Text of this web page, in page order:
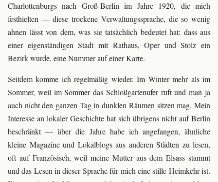
Charlottenburgs nach Groß-Berlin im Jahre 1920, die mich
festhielten — diese trockene Verwaltungssprache, die so wenig
ahnen lässt von dem, was sie tatsächlich bedeutet hat: dass aus
einer eigenständigen Stadt mit Rathaus, Oper und Stolz ein
Bezirk wurde, eine Nummer auf einer Karte.
Seitdem komme ich regelmäßig wieder. Im Winter mehr als im
Sommer, weil im Sommer das Schloßgartenufer ruft und man ja
auch nicht den ganzen Tag in dunklen Räumen sitzen mag. Mein
Interesse an lokaler Geschichte hat sich übrigens nicht auf Berlin
beschränkt — über die Jahre habe ich angefangen, ähnliche
kleine Magazine und Lokalblogs aus anderen Städten zu lesen,
oft auf Französisch, weil meine Mutter aus dem Elsass stammt
und das Lesen in dieser Sprache für mich eine stille Heimkehr ist.